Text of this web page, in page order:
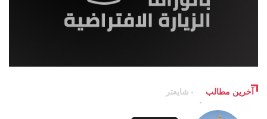
آخرین مطالب شایعتر